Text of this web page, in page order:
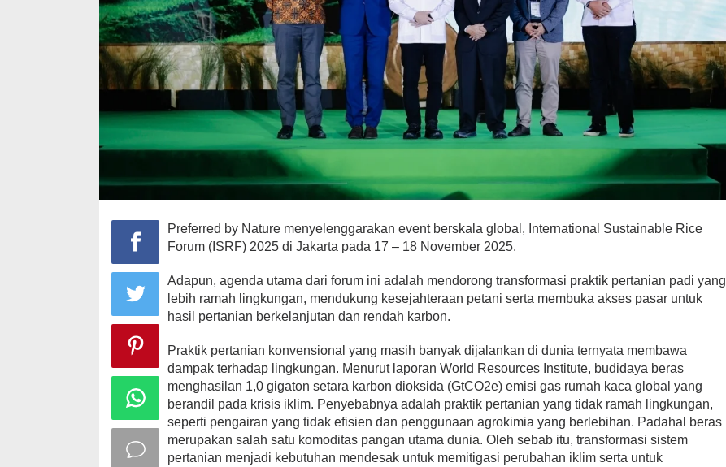
Preferred by Nature menyelenggarakan event berskala global, International Sustainable Rice
Forum (ISRF) 2025 di Jakarta pada 17 – 18 November 2025.
Adapun, agenda utama dari forum ini adalah mendorong transformasi praktik pertanian padi yang
lebih ramah lingkungan, mendukung kesejahteraan petani serta membuka akses pasar untuk
hasil pertanian berkelanjutan dan rendah karbon.
Praktik pertanian konvensional yang masih banyak dijalankan di dunia ternyata membawa
dampak terhadap lingkungan. Menurut laporan World Resources Institute, budidaya beras
menghasilan 1,0 gigaton setara karbon dioksida (GtCO2e) emisi gas rumah kaca global yang
berandil pada krisis iklim. Penyebabnya adalah praktik pertanian yang tidak ramah lingkungan,
seperti pengairan yang tidak efisien dan penggunaan agrokimia yang berlebihan. Padahal beras
merupakan salah satu komoditas pangan utama dunia. Oleh sebab itu, transformasi sistem
pertanian menjadi kebutuhan mendesak untuk memitigasi perubahan iklim serta untuk